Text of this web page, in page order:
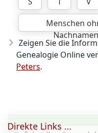
Menschen
Nachnamen
Zeigen Sie die
Genealogie Online
Peters.
Direkte Links ...